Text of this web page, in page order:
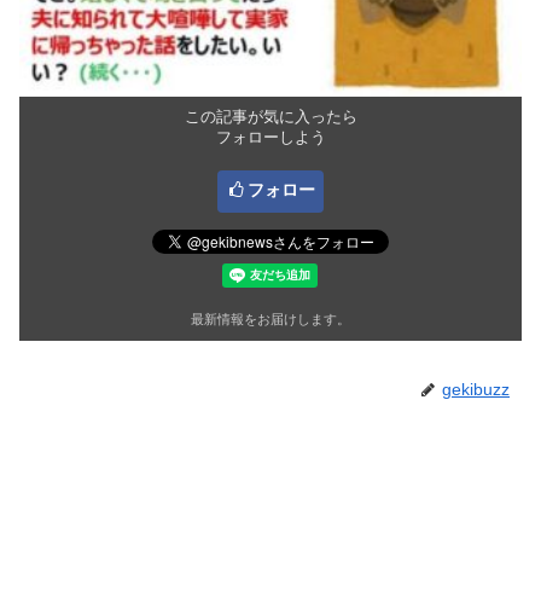
この記事が気に入ったら
フォローしよう
フォロー
最新情報をお届けします。
gekibuzz